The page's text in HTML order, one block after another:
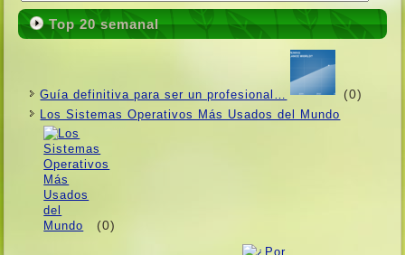
Top 20 semanal
Guí­a definitiva para ser un profesional… (0)
Los Sistemas Operativos Más Usados ​​del Mundo
(0)